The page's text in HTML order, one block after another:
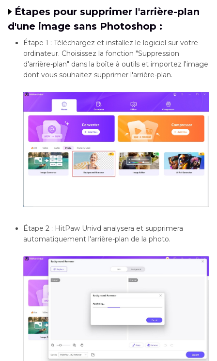
Étapes pour supprimer l'arrière-plan
d'une image sans Photoshop :
Étape 1 : Téléchargez et installez le logiciel sur votre
ordinateur. Choisissez la fonction "Suppression
d'arrière-plan" dans la boîte à outils et importez l'image
dont vous souhaitez supprimer l'arrière-plan.
Étape 2 : HitPaw Univd analysera et supprimera
automatiquement l'arrière-plan de la photo.